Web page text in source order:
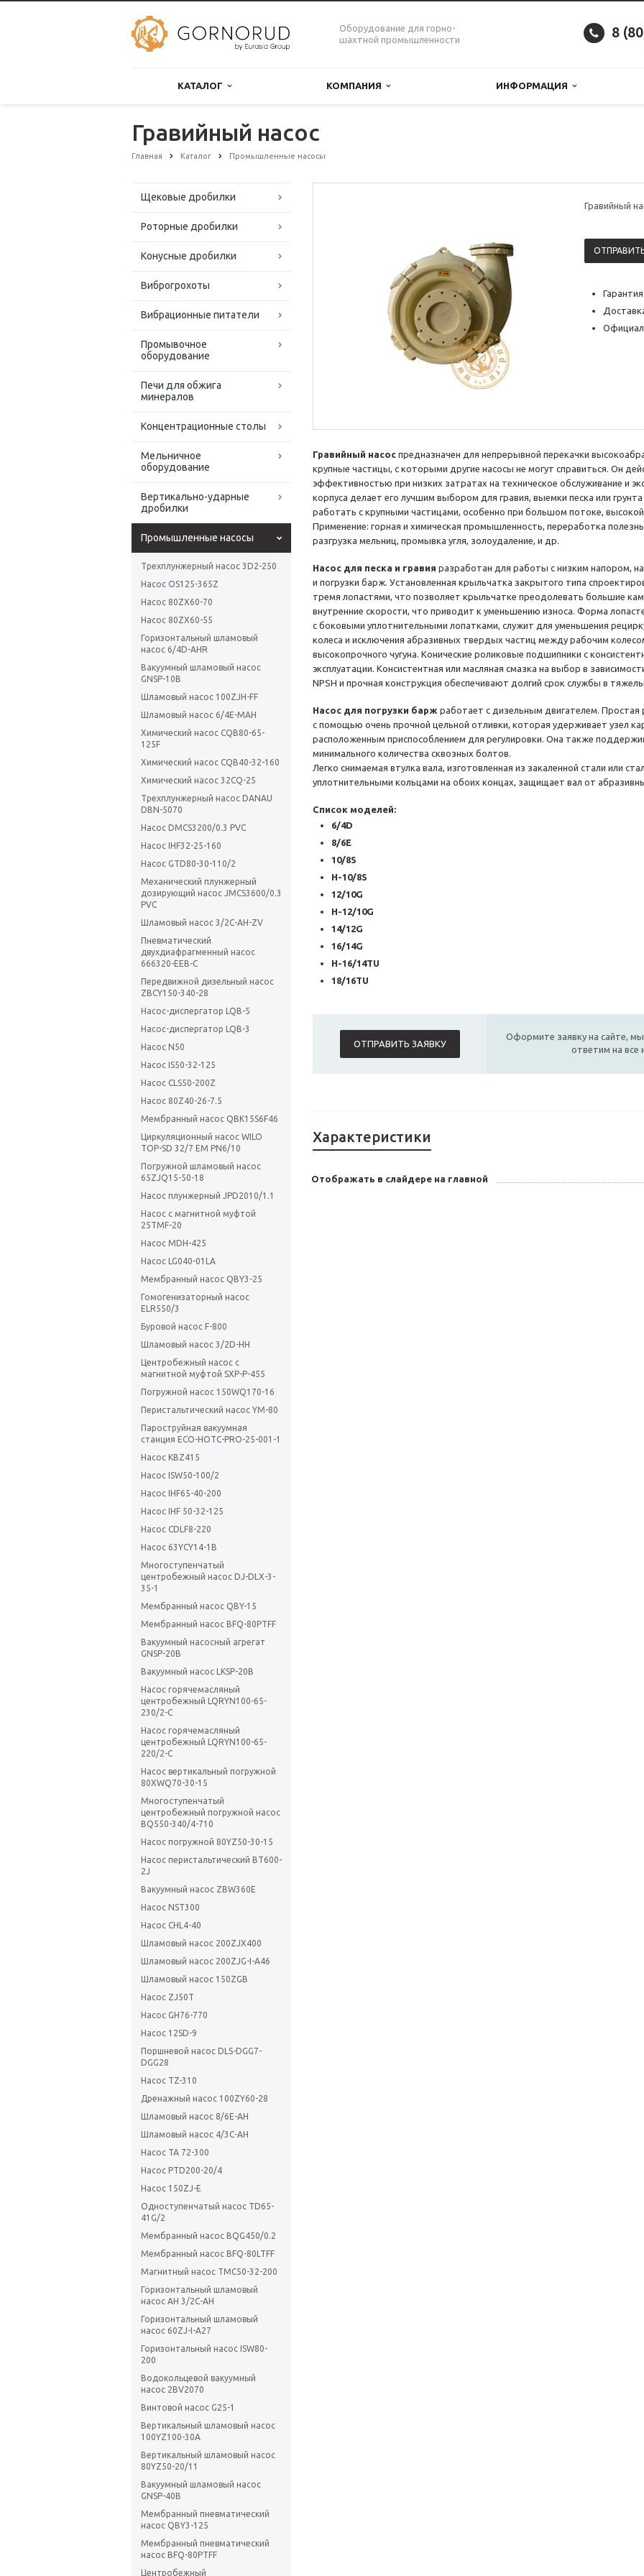
Оборудование для горно-
шахтной промышленности
8
КАТАЛОГ КОМПАНИЯ ИНФОРМАЦИЯ
Гравийный насос
Главная Каталог Промышленные насосы
Щековые дробилки
Роторные дробилки
Конусные дробилки
Виброгрохоты
Вибрационные питатели
Промывочное
оборудование
Печи для обжига
минералов
Концентрационные столы
Мельничное
оборудование
Вертикально-ударные
дробилки
Промышленные насосы
Трехплунжерный насос 3D2-250
Насос OS125-365Z
Насос 80ZX60-70
Насос 80ZX60-55
Горизонтальный шламовый
насос 6/4D-AHR
Вакуумный шламовый насос
GNSP-10B
Шламовый насос 100ZJH-FF
Шламовый насос 6/4E-MAH
Химический насос CQB80-65-
125F
Химический насос CQB40-32-160
Химический насос 32CQ-25
Трехплунжерный насос DANAU
DBN-5070
Насос DMCS3200/0.3 PVC
Насос IHF32-25-160
Насос GTD80-30-110/2
Механический плунжерный
дозирующий насос JMCS3600/0.3
PVC
Шламовый насос 3/2С-АН-ZV
Пневматический
двухдиафрагменный насос
666320-EEB-C
Передвижной дизельный насос
ZBCY150-340-28
Насос-диспергатор LQB-5
Насос-диспергатор LQB-3
Насос N50
Насос IS50-32-125
Насос CLS50-200Z
Насос 80Z40-26-7.5
Мембранный насос QBK15S6F46
Циркуляционный насос WILO
TOP-SD 32/7 EM PN6/10
Погружной шламовый насос
65ZJQ15-50-18
Насос плунжерный JPD2010/1.1
Насос с магнитной муфтой
25TMF-20
Насос MDH-425
Насос LG040-01LA
Мембранный насос QBY3-25
Гомогенизаторный насос
ELR550/3
Буровой насос F-800
Шламовый насос 3/2D-HH
Центробежный насос с
магнитной муфтой SXP-P-455
Погружной насос 150WQ170-16
Перистальтический насос YM-80
Пароструйная вакуумная
станция ECO-HOTC-PRO-25-001-1
Насос KBZ415
Насос ISW50-100/2
Насос IHF65-40-200
Насос IHF 50-32-125
Насос CDLF8-220
Насос 63YCY14-1B
Многоступенчатый
центробежный насос DJ-DLX-3-
35-1
Мембранный насос QBY-15
Мембранный насос BFQ-80PTFF
Вакуумный насосный агрегат
GNSP-20B
Вакуумный насос LKSP-20B
Насос горячемасляный
центробежный LQRYN100-65-
230/2-C
Насос горячемасляный
центробежный LQRYN100-65-
220/2-C
Насос вертикальный погружной
80XWQ70-30-15
Многоступенчатый
центробежный погружной насос
BQ550-340/4-710
Насос погружной 80YZ50-30-15
Насос перистальтический BT600-
2J
Вакуумный насос ZBW360E
Насос NST300
Насос CHL4-40
Шламовый насос 200ZJX400
Шламовый насос 200ZJG-I-A46
Шламовый насос 150ZGB
Насос ZJ50T
Насос GH76-770
Насос 12SD-9
Поршневой насос DLS-DGG7-
DGG28
Насос TZ-310
Дренажный насос 100ZY60-28
Шламовый насос 8/6E-AH
Шламовый насос 4/3С-AH
Насос TA 72-300
Насос PTD200-20/4
Насос 150ZJ-E
Одноступенчатый насос TD65-
41G/2
Мембранный насос BQG450/0.2
Мембранный насос BFQ-80LTFF
Магнитный насос TMC50-32-200
Горизонтальный шламовый
насос AH 3/2C-AH
Горизонтальный шламовый
насос 60ZJ-I-A27
Горизонтальный насос ISW80-
200
Водокольцевой вакуумный
насос 2BV2070
Винтовой насос G25-1
Вертикальный шламовый насос
100YZ100-30A
Вертикальный шламовый насос
80YZ50-20/11
Вакуумный шламовый насос
GNSP-40B
Мембранный пневматический
насос QBY3-125
Мембранный пневматический
насос BFQ-80PTFF
Центробежный
Гравийный
Гравийный насос предназначен для непрерывной перекачки
крупные частицы, с которыми другие насосы не могут справиться. Он
эффективностью при низких затратах на техническое обслуживание и
корпуса делает его лучшим выбором для гравия, выемки песка или
работать с крупными частицами, особенно при большом потоке,
Применение: горная и химическая промышленность, переработка
разгрузка мельниц, промывка угля, золоудаление, и др.
Насос для песка и гравия разработан для работы с низким напором,
и погрузки барж. Установленная крыльчатка закрытого типа
тремя лопастями, что позволяет крыльчатке преодолевать большие
внутренние скорости, что приводит к уменьшению износа. Форма
с боковыми уплотнительными лопатками, служит для уменьшения
колеса и исключения абразивных твердых частиц между рабочим
высокопрочного чугуна. Конические роликовые подшипники с
эксплуатации. Консистентная или масляная смазка на выбор в
NPSH и прочная конструкция обеспечивают долгий срок службы в
Насос для погрузки барж работает с дизельным двигателем. Простая
с помощью очень прочной цельной отливки, которая удерживает узел
расположенным приспособлением для регулировки. Она также
минимального количества сквозных болтов.
Легко снимаемая втулка вала, изготовленная из закаленной стали или
уплотнительными кольцами на обоих концах, защищает вал от
Список моделей:
6/4D
8/6E
10/8S
H-10/8S
12/10G
H-12/10G
14/12G
16/14G
H-16/14TU
18/16TU
ОТПРАВИТЬ ЗАЯВКУ
Оформите заявку на сайте,
ответим на все
Характеристики
Отображать в слайдере на главной